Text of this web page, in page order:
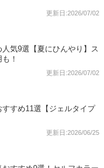
更新日:2026/07/02
気9選【夏にひんやり】ス
！
更新日:2026/07/02
すめ11選【ジェルタイプ
更新日:2026/06/25